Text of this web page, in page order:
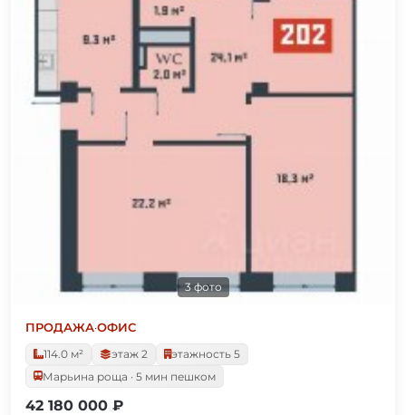
3 фото
ПРОДАЖА·ОФИС
114.0 м²
этаж 2
этажность 5
Марьина роща · 5 мин пешком
42 180 000 ₽